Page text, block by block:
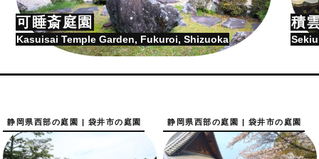
可睡斎庭園
Kasuisai Temple Garden, Fukuroi, Shizuoka
積
静岡県西部の庭園 | 袋井市の庭園 静岡県西部の庭園 | 袋井市の庭園